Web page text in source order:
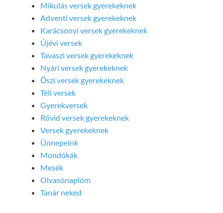
Mikulás versek gyerekeknek
Adventi versek gyerekeknek
Karácsonyi versek gyerekeknek
Újévi versek
Tavaszi versek gyerekeknek
Nyári versek gyerekeknek
Őszi versek gyerekeknek
Téli versek
Gyerekversek
Rövid versek gyerekeknek
Versek gyerekeknek
Ünnepeink
Mondókák
Mesék
Olvasónaplóm
Tanár neked